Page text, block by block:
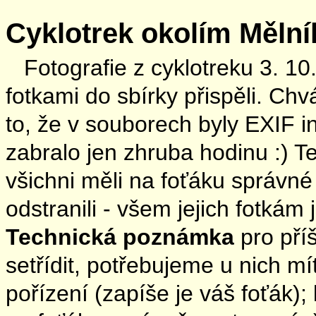
Cyklotrek okolím
Fotografie z cyklotreku 3.
fotkami do sbírky přispěli.
to, že v souborech byly EXIF
zabralo jen zhruba hodinu :)
všichni měli na foťáku
odstranili - všem jejich
Technická poznámka pro
setřídit, potřebujeme u nich
pořízení (zapíše je váš